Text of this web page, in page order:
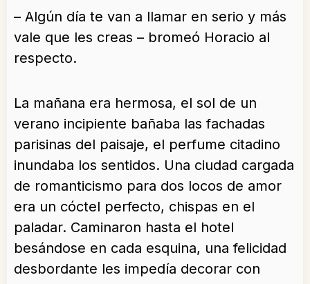
– Algún día te van a llamar en serio y más
vale que les creas – bromeó Horacio al
respecto.
La mañana era hermosa, el sol de un
verano incipiente bañaba las fachadas
parisinas del paisaje, el perfume citadino
inundaba los sentidos. Una ciudad cargada
de romanticismo para dos locos de amor
era un cóctel perfecto, chispas en el
paladar. Caminaron hasta el hotel
besándose en cada esquina, una felicidad
desbordante les impedía decorar con